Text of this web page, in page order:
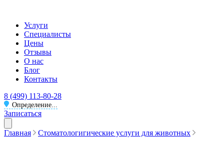
Услуги
Специалисты
Цены
Отзывы
О нас
Блог
Контакты
8 (499) 113-80-28
Определение...
Записаться
Главная Стоматологигические услуги для животных